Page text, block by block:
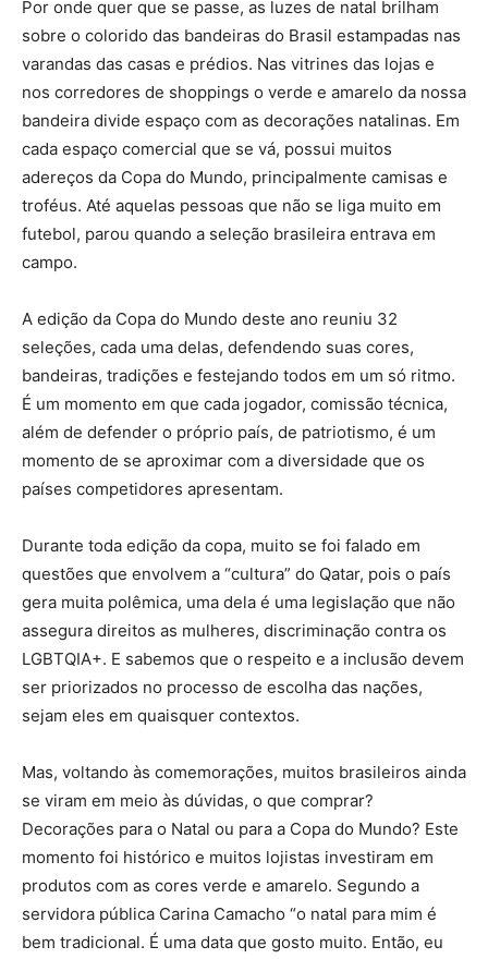
Por onde quer que se passe, as luzes de natal brilham
sobre o colorido das bandeiras do Brasil estampadas nas
varandas das casas e prédios. Nas vitrines das lojas e
nos corredores de shoppings o verde e amarelo da nossa
bandeira divide espaço com as decorações natalinas. Em
cada espaço comercial que se vá, possui muitos
adereços da Copa do Mundo, principalmente camisas e
troféus. Até aquelas pessoas que não se liga muito em
futebol, parou quando a seleção brasileira entrava em
campo.
A edição da Copa do Mundo deste ano reuniu 32
seleções, cada uma delas, defendendo suas cores,
bandeiras, tradições e festejando todos em um só ritmo.
É um momento em que cada jogador, comissão técnica,
além de defender o próprio país, de patriotismo, é um
momento de se aproximar com a diversidade que os
países competidores apresentam.
Durante toda edição da copa, muito se foi falado em
questões que envolvem a “cultura” do Qatar, pois o país
gera muita polêmica, uma dela é uma legislação que não
assegura direitos as mulheres, discriminação contra os
LGBTQIA+. E sabemos que o respeito e a inclusão devem
ser priorizados no processo de escolha das nações,
sejam eles em quaisquer contextos.
Mas, voltando às comemorações, muitos brasileiros ainda
se viram em meio às dúvidas, o que comprar?
Decorações para o Natal ou para a Copa do Mundo? Este
momento foi histórico e muitos lojistas investiram em
produtos com as cores verde e amarelo. Segundo a
servidora pública Carina Camacho “o natal para mim é
bem tradicional. É uma data que gosto muito. Então, eu